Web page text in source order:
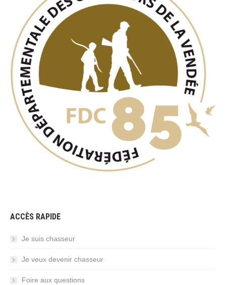
ACCÈS RAPIDE
Je suis chasseur
Je veux devenir chasseur
Foire aux questions